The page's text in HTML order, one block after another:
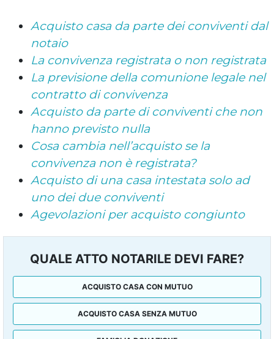
Acquisto casa da parte dei conviventi dal
notaio
La convivenza registrata o non registrata
La previsione della comunione legale nel
contratto di convivenza
Acquisto da parte di conviventi che non
hanno previsto nulla
Cosa cambia nell’acquisto se la
convivenza non è registrata?
Acquisto di una casa intestata solo ad
uno dei due conviventi
Agevolazioni per acquisto congiunto
QUALE ATTO NOTARILE DEVI FARE?
ACQUISTO CASA CON MUTUO
ACQUISTO CASA SENZA MUTUO